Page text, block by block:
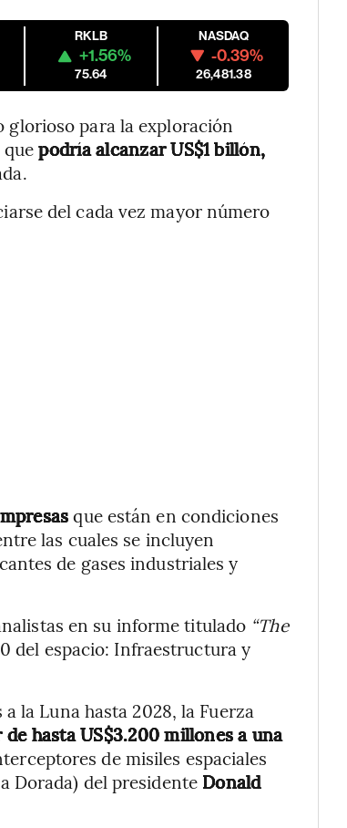
RKLB
+1.56%
75.64
NASDAQ
-0.39%
26,481.38
para la exploración
quepodría alcanzar US$1 billón,
del cada vez mayor número
que están en condiciones
las cuales se incluyen
de gases industriales y
en su informe titulado “The
del espacio: Infraestructura y
la Luna hasta 2028, la Fuerza
hasta US$3.200 millones a una
de misiles espaciales
Dorada) del presidente Donald